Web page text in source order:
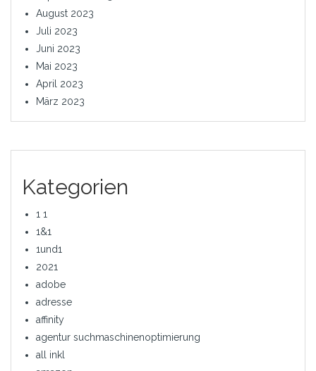
August 2023
Juli 2023
Juni 2023
Mai 2023
April 2023
März 2023
Kategorien
1 1
1&1
1und1
2021
adobe
adresse
affinity
agentur suchmaschinenoptimierung
all inkl